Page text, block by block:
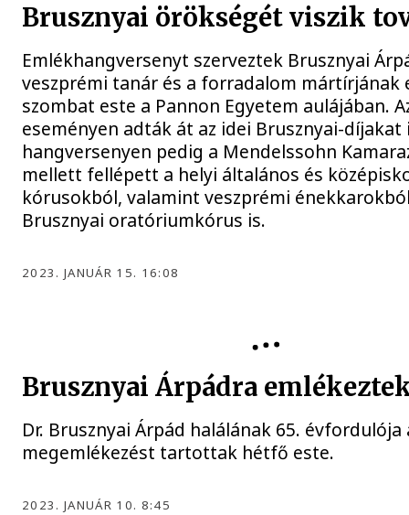
Brusznyai örökségét viszik
Emlékhangversenyt szerveztek Brusznyai
veszprémi tanár és a forradalom mártírjának
szombat este a Pannon Egyetem aulájában.
eseményen adták át az idei Brusznyai-díjakat
hangversenyen pedig a Mendelssohn
mellett fellépett a helyi általános és
kórusokból, valamint veszprémi
Brusznyai oratóriumkórus is.
2023. JANUÁR 15. 16:08
Brusznyai Árpádra
Dr. Brusznyai Árpád halálának 65.
megemlékezést tartottak hétfő este.
2023. JANUÁR 10. 8:45